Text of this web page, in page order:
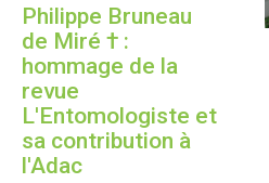
Philippe Bruneau
de Miré † :
hommage de la
revue
L'Entomologiste et
sa contribution à
l'Adac